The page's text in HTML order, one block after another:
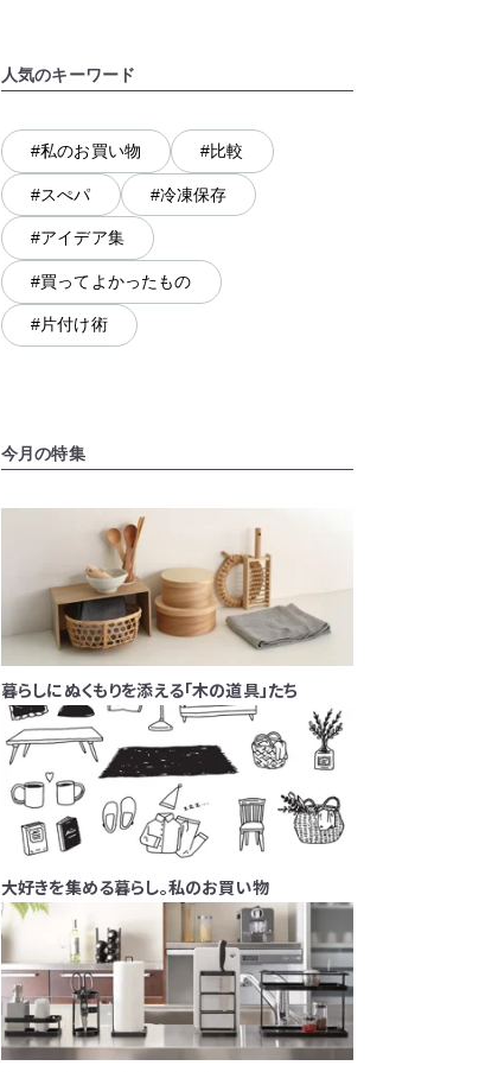
人気のキーワード
#私のお買い物 #比較
#スぺパ #冷凍保存
#アイデア集
#買ってよかったもの
#片付け術
今月の特集
暮らしにぬくもりを添える「木の道具」たち
大好きを集める暮らし。私のお買い物